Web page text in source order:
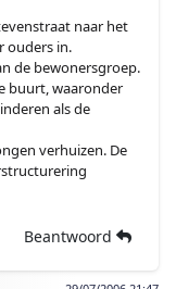
naar het
ouders in.
de bewonersgroep.
buurt, waaronder
als de
verhuizen. De
Beantwoord